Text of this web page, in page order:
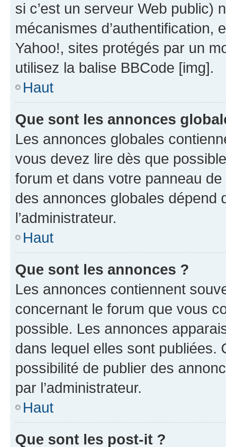
si c’est un serveur Web public)
mécanismes d’authentification,
Yahoo!, sites protégés par un
utilisez la balise BBCode [img].
Haut
Que sont les annonces
Les annonces globales
vous devez lire dès que
forum et dans votre panneau
des annonces globales dépend
l’administrateur.
Haut
Que sont les annonces ?
Les annonces contiennent
concernant le forum que vous
possible. Les annonces
dans lequel elles sont publiées.
possibilité de publier des
par l’administrateur.
Haut
Que sont les post-it ?